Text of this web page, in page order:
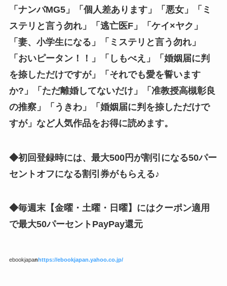
「ナンバMG5」「個人差あります」「悪女」「ミ
ステリと言う勿れ」「逃亡医F」「ケイ×ヤク」
「妻、小学生になる」「 ミステリと言う勿れ」
「おいピータン！！」「しもべえ」「婚姻届に判
を捺しただけですが」「それでも愛を誓います
か?」「ただ離婚してないだけ」「准教授高槻彰良
の推察」「うきわ」「婚姻届に判を捺しただけで
すが」 など人気作品をお得に読めます。
◆初回登録時には、最大500円が割引になる50パー
セントオフになる割引券がもらえる♪
◆毎週末【金曜・土曜・日曜】にはクーポン適用
で最大50パーセントPayPay還元
ebookjapan https://ebookjapan.yahoo.co.jp/